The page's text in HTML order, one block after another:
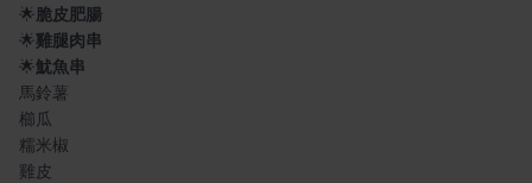
🌟脆皮肥腸
🌟雞腿肉串
🌟魷魚串
馬鈴薯
櫛瓜
糯米椒
雞皮